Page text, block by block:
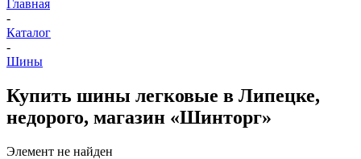
Главная
-
Каталог
-
Шины
Купить шины легковые в Липецке,
недорого, магазин «Шинторг»
Элемент не найден